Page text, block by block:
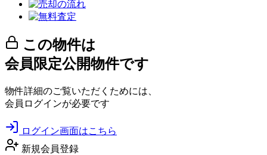
この物件は
会員限定公開物件です
物件詳細のご覧いただくためには、
会員ログインが必要です
ログイン画面はこちら
新規会員登録